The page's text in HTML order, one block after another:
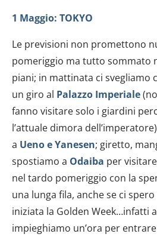
1 Maggio: TOKYO
Le previsioni non promettono
pomeriggio ma tutto sommato
piani; in mattinata ci svegliamo
un giro al Palazzo Imperiale
fanno visitare solo i giardini
l’attuale dimora
a Ueno e Yanesen; giretto,
spostiamo a Odaiba per
nel tardo pomeriggio con la
una lunga fila, anche se ci
iniziata la Golden Week…infatti
impieghiamo un’ora per